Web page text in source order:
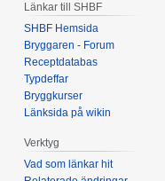
Länkar till SHBF
SHBF Hemsida
Bryggaren - Forum
Receptdatabas
Typdeffar
Bryggkurser
Länksida på wikin
Verktyg
Vad som länkar hit